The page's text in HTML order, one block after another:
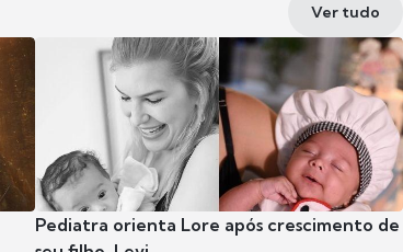
Ver tudo
Pediatra orienta Lore após crescimento de